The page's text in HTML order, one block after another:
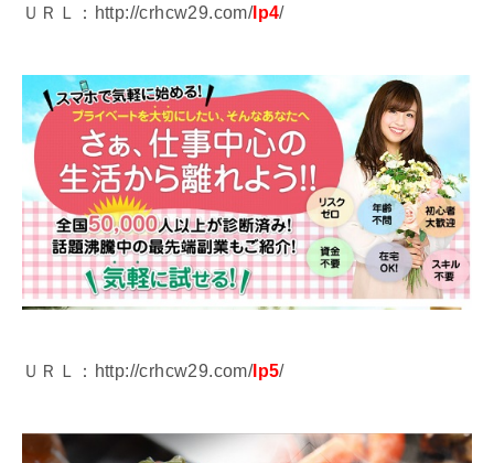
ＵＲＬ：http://crhcw29.com/lp4/
ＵＲＬ：http://crhcw29.com/lp5/